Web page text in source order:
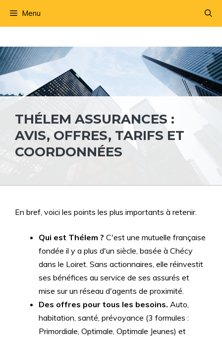
Menu
THÉLEM ASSURANCES :
AVIS, OFFRES, TARIFS ET
COORDONNÉES
En bref, voici les points les plus importants à retenir.
Qui est Thélem ? C'est une mutuelle française
fondée il y a plus d'un siècle, basée à Chécy
dans le Loiret. Sans actionnaires, elle réinvestit
ses bénéfices au service de ses assurés et
mise sur un réseau d'agents de proximité.
Des offres pour tous les besoins. Auto,
habitation, santé, prévoyance (3 formules :
Primordiale, Optimale, Optimale Jeunes) et